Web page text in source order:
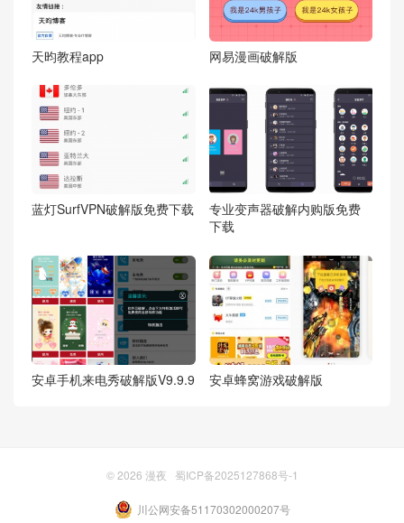
天昀教程app 网易漫画破解版
蓝灯SurfVPN破解版免费下载
专业变声器破解内购版免费
下载
安卓手机来电秀破解版V9.9.9 安卓蜂窝游戏破解版
© 2026 漫夜 蜀ICP备2025127868号-1
川公网安备51170302000207号